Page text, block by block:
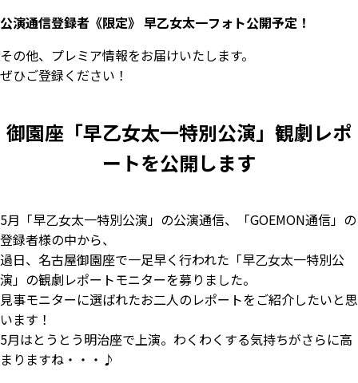
公演通信登録者《限定》 早乙女太一フォト公開予定！
その他、プレミア情報をお届けいたします。
ぜひご登録ください！
御園座「早乙女太一特別公演」観劇レポ
ートを公開します
5月「早乙女太一特別公演」の公演通信、「GOEMON通信」の
登録者様の中から、
過日、名古屋御園座で一足早く行われた「早乙女太一特別公
演」の観劇レポートモニターを募りました。
見事モニターに選ばれたお二人のレポートをご紹介したいと思
います！
5月はとうとう明治座で上演。わくわくする気持ちがさらに高
まりますね・・・♪